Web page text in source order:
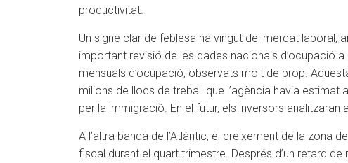
productivitat.
Un signe clar de feblesa ha vingut del mercat laboral,
important revisió de les dades nacionals d’ocupació
mensuals d’ocupació, observats molt de prop.
milions de llocs de treball que l’agència havia
per la immigració. En el futur, els inversors
A l’altra banda de l’Atlàntic, el creixement de la zona
fiscal durant el quart trimestre. Després d’un retard